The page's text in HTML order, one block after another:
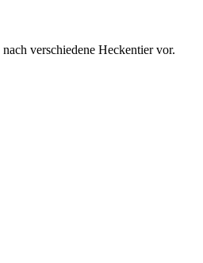
verschiedene Heckentier vor.